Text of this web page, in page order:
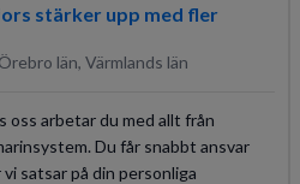
stärker upp med fler
Örebro län, Värmlands län
oss arbetar du med allt från
Du får snabbt ansvar
satsar på din personliga